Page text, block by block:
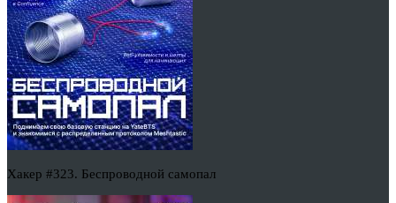
Хакер #323. Беспроводной самопал